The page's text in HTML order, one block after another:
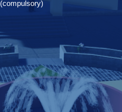
(compulsory)